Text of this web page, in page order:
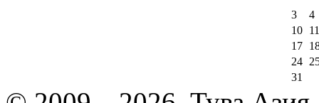
3
4
10
11
17
24
31